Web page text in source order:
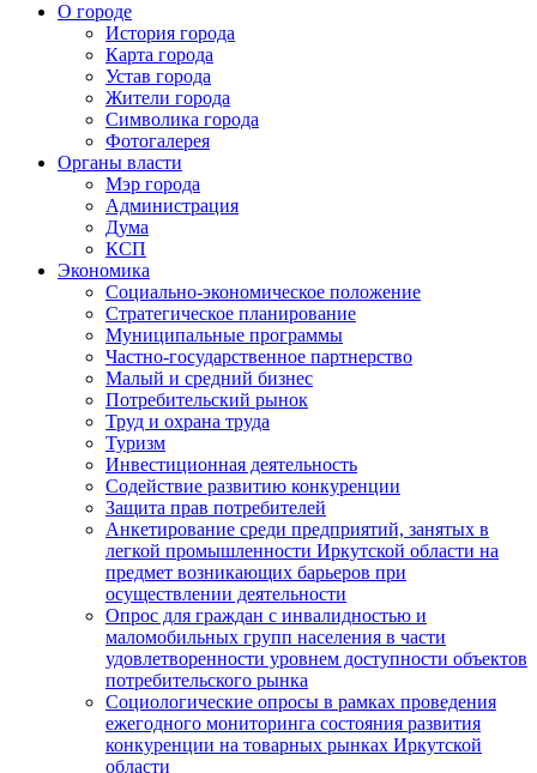
О городе
История города
Карта города
Устав города
Жители города
Символика города
Фотогалерея
Органы власти
Мэр города
Администрация
Дума
КСП
Экономика
Социально-экономическое положение
Стратегическое планирование
Муниципальные программы
Частно-государственное партнерство
Малый и средний бизнес
Потребительский рынок
Труд и охрана труда
Туризм
Инвестиционная деятельность
Содействие развитию конкуренции
Защита прав потребителей
Анкетирование среди предприятий, занятых в
легкой промышленности Иркутской области на
предмет возникающих барьеров при
осуществлении деятельности
Опрос для граждан с инвалидностью и
маломобильных групп населения в части
удовлетворенности уровнем доступности объектов
потребительского рынка
Социологические опросы в рамках проведения
ежегодного мониторинга состояния развития
конкуренции на товарных рынках Иркутской
области